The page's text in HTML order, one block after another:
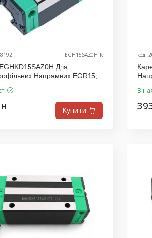
EGH15SAZ0H_K
Для
Напрямних EGR15,
Купити
код:
В